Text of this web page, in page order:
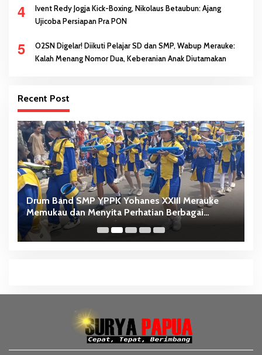
4
Ivent Redy Jogja Kick-Boxing, Nikolaus Betaubun: Ajang
Ujicoba Persiapan Pra PON
5
O2SN Digelar! Diikuti Pelajar SD dan SMP, Wabup Merauke:
Kalah Menang Nomor Dua, Keberanian Anak Diutamakan
Recent Post
Drum Band SMP YPPK Yohanes XXIII Merauke
Memukau dan Menyita Perhatian Berbagai
Kalangan